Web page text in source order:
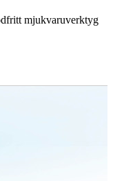
mjukvaruverktyg